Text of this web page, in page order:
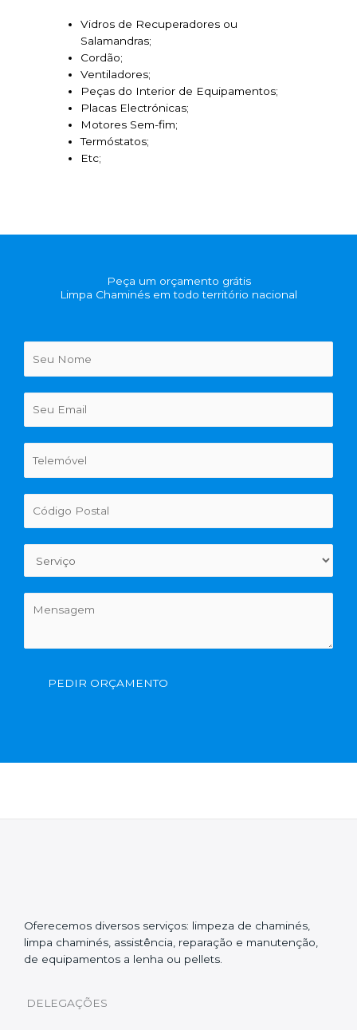
Vidros de Recuperadores ou
Salamandras;
Cordão;
Ventiladores;
Peças do Interior de Equipamentos;
Placas Electrónicas;
Motores Sem-fim;
Termóstatos;
Etc;
Peça um orçamento grátis
Limpa Chaminés em todo território nacional
PEDIR ORÇAMENTO
Oferecemos diversos serviços: limpeza de chaminés,
limpa chaminés, assistência, reparação e manutenção,
de equipamentos a lenha ou pellets.
DELEGAÇÕES